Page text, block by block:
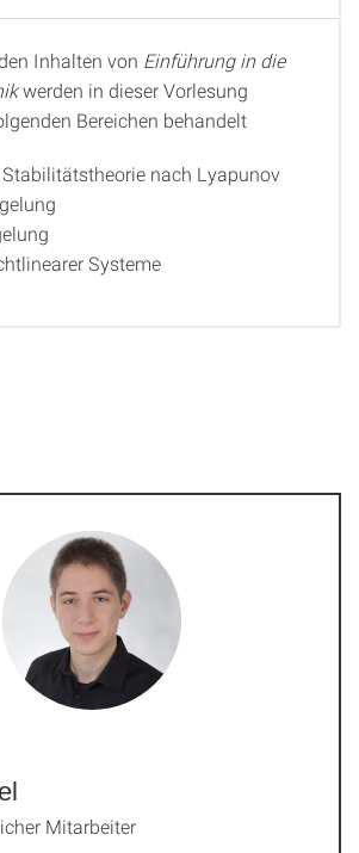
Inhalten von Einführung in die
werden in dieser Vorlesung
Bereichen behandelt
nach Lyapunov
Systeme
Mitarbeiter